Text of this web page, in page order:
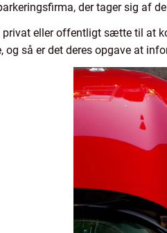
der tager sig af
eller offentligt sætte til at
så er det deres opgave at